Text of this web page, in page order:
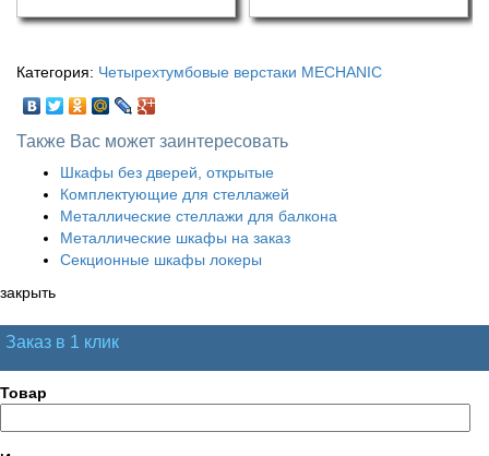
Категория: Четырехтумбовые верстаки MECHANIC
Также Вас может заинтересовать
Шкафы без дверей, открытые
Комплектующие для стеллажей
Металлические стеллажи для балкона
Металлические шкафы на заказ
Секционные шкафы локеры
закрыть
Заказ в 1 клик
Товар